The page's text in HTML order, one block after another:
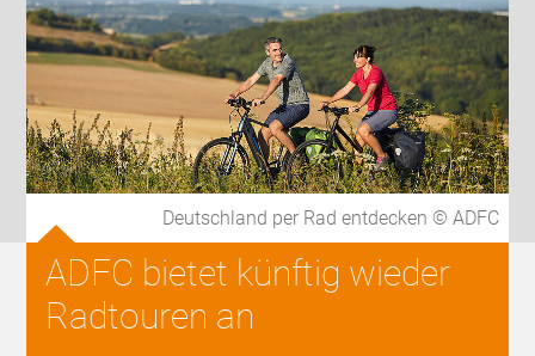
Deutschland per Rad entdecken © ADFC
ADFC bietet künftig wieder
Radtouren an